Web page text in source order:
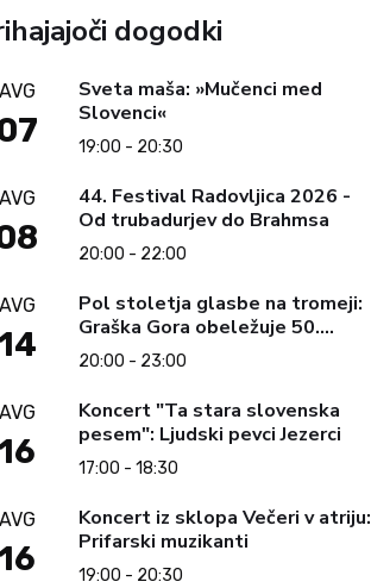
dogodki
Sveta maša: »Mučenci med
Slovenci«
19:00 - 20:30
44. Festival Radovljica 2026 -
Od trubadurjev do Brahmsa
20:00 - 22:00
Pol stoletja glasbe na tromeji:
Graška Gora obeležuje 50.
jubilejni festival narodno-
zabavne glasbe
20:00 - 23:00
Koncert "Ta stara slovenska
pesem": Ljudski pevci Jezerci
17:00 - 18:30
Koncert iz sklopa Večeri v atriju:
Prifarski muzikanti
19:00 - 20:30